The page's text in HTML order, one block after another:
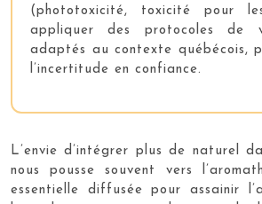
(phototoxicité, toxicité pour
appliquer des protocoles de
adaptés au contexte québécois,
l’incertitude en confiance.
L’envie d’intégrer plus de naturel
nous pousse souvent vers
essentielle diffusée pour assainir